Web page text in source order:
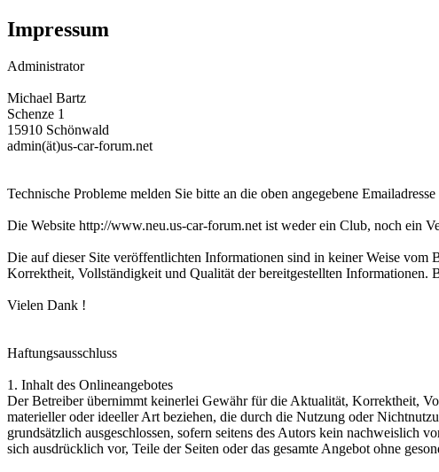
Impressum
Administrator
Michael Bartz
Schenze 1
15910 Schönwald
admin(ät)us-car-forum.net
Technische Probleme melden Sie bitte an die oben angegebene
Die Website http://www.neu.us-car-forum.net ist weder ein Club, noch ein
Die auf dieser Site veröffentlichten Informationen sind in keiner Weise
Korrektheit, Vollständigkeit und Qualität der bereitgestellten Informationen.
Vielen Dank !
Haftungsausschluss
1. Inhalt des Onlineangebotes
Der Betreiber übernimmt keinerlei Gewähr für die Aktualität, Korrektheit,
materieller oder ideeller Art beziehen, die durch die Nutzung oder
grundsätzlich ausgeschlossen, sofern seitens des Autors kein nachweislich
sich ausdrücklich vor, Teile der Seiten oder das gesamte Angebot ohne